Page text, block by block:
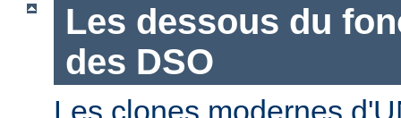
Les dessous du
des DSO